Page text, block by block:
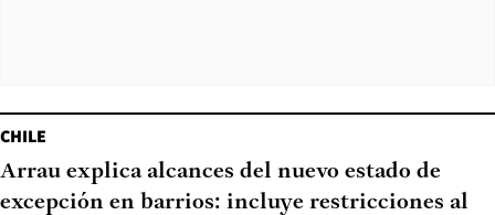
CHILE
Arrau explica alcances del nuevo estado de
excepción en barrios: incluye restricciones al